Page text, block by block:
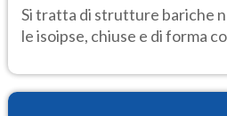
Si tratta di strutture bariche
le isoipse, chiuse e di forma